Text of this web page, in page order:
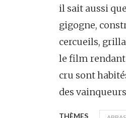
il sait aussi
gigogne,
cercueils,
le film rendant
cru sont
des
THÈMES